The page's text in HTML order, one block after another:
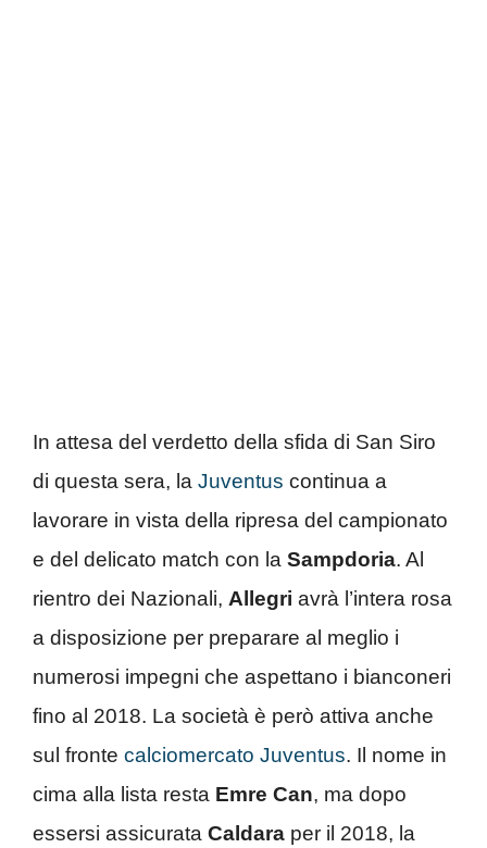
In attesa del verdetto della sfida di San Siro
di questa sera, la Juventus continua a
lavorare in vista della ripresa del campionato
e del delicato match con la Sampdoria. Al
rientro dei Nazionali, Allegri avrà l’intera rosa
a disposizione per preparare al meglio i
numerosi impegni che aspettano i bianconeri
fino al 2018. La società è però attiva anche
sul fronte calciomercato Juventus. Il nome in
cima alla lista resta Emre Can, ma dopo
essersi assicurata Caldara per il 2018, la